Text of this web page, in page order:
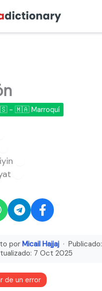
- 🇲🇦 Marroquí
por Micail Hajjaj · Publicado:
7 Oct 2025
de un error